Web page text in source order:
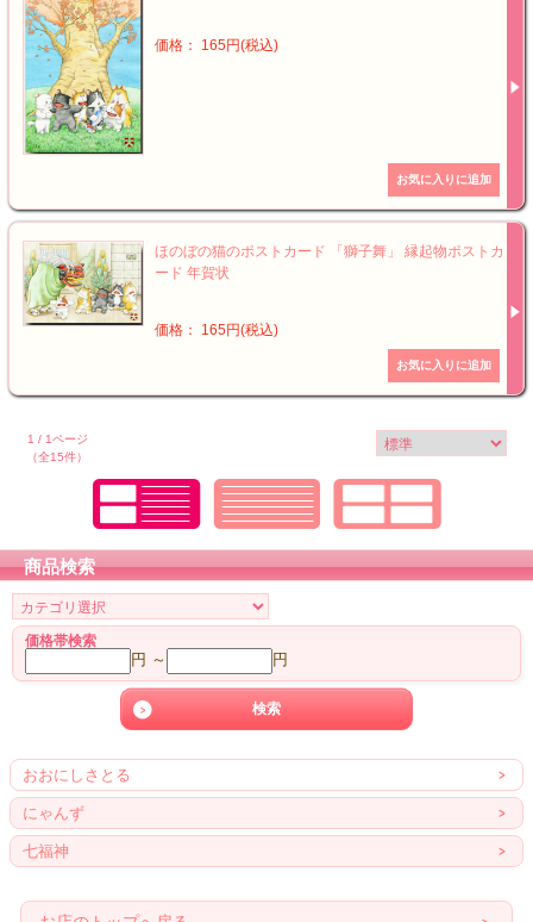
価格： 165円(税込)
ほのぼの猫のポストカード 「獅子舞」 縁起物ポストカ
ード 年賀状
価格： 165円(税込)
1 / 1ページ
（全15件）
商品検索
価格帯検索
円 ～ 円
おおにしさとる
にゃんず
七福神